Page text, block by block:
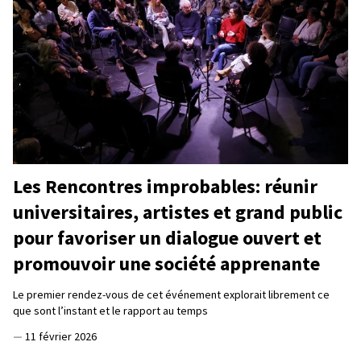
Les Rencontres improbables: réunir
universitaires, artistes et grand public
pour favoriser un dialogue ouvert et
promouvoir une société apprenante
Le premier rendez-vous de cet événement explorait librement ce
que sont l’instant et le rapport au temps
— 11 février 2026